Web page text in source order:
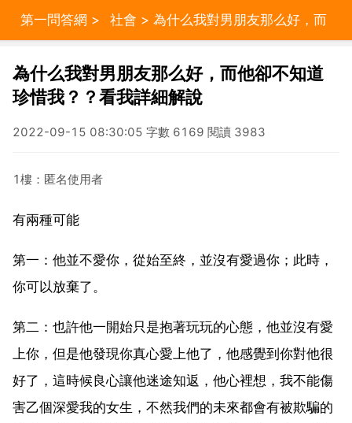
第一問答網 > 社會 > 為什么我對男朋友那么好，而
為什么我對男朋友那么好，而他卻不知道
珍惜我？？看我詳細解說
2022-09-15 08:30:05 字數 6169 閱讀 3983
1樓：匿名使用者
有兩種可能
第一：他並不愛你，從始至終，並沒有愛過你；此時，
你可以放棄了。
第二：也許他一開始只是抱著玩玩的心態，他並沒有愛
上你，但是他發現你真心愛上他了，他感覺到你對他很
好了，這時候良心讓他迷途知返，他心裡想，我不能傷
害乙個深愛我的女生，不然我們的未來都會有被欺騙的